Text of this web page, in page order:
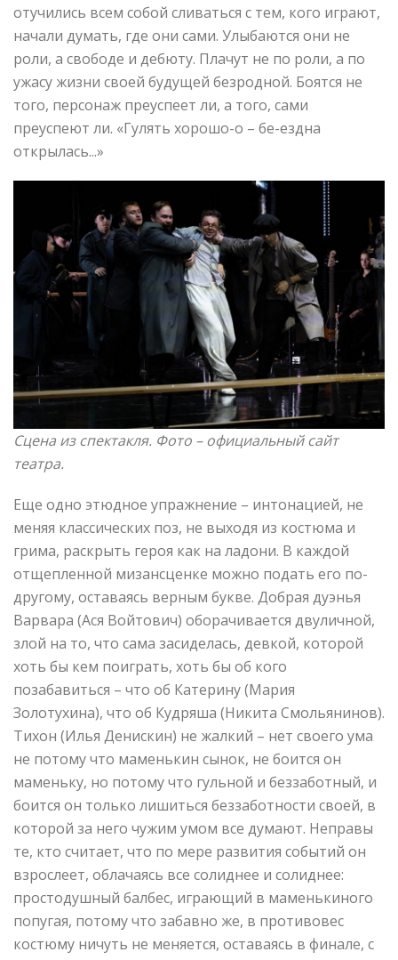
отучились всем собой сливаться с тем, кого играют,
начали думать, где они сами. Улыбаются они не
роли, а свободе и дебюту. Плачут не по роли, а по
ужасу жизни своей будущей безродной. Боятся не
того, персонаж преуспеет ли, а того, сами
преуспеют ли. «Гулять хорошо-о – бе-ездна
открылась...»
Сцена из спектакля. Фото –официальный сайт
театра.
Еще одно этюдное упражнение – интонацией, не
меняя классических поз, не выходя из костюма и
грима, раскрыть героя как на ладони. В каждой
отщепленной мизансценке можно подать его по-
другому, оставаясь верным букве. Добрая дуэнья
Варвара (Ася Войтович) оборачивается двуличной,
злой на то, что сама засиделась, девкой, которой
хоть бы кем поиграть, хоть бы об кого
позабавиться – что об Катерину (Мария
Золотухина), что об Кудряша (Никита Смольянинов).
Тихон (Илья Денискин) не жалкий – нет своего ума
не потому что маменькин сынок, не боится он
маменьку, но потому что гульной и беззаботный, и
боится он только лишиться беззаботности своей, в
которой за него чужим умом все думают. Неправы
те, кто считает, что по мере развития событий он
взрослеет, облачаясь все солиднее и солиднее:
простодушный балбес, играющий в маменькиного
попугая, потому что забавно же, в противовес
костюму ничуть не меняется, оставаясь в финале, с